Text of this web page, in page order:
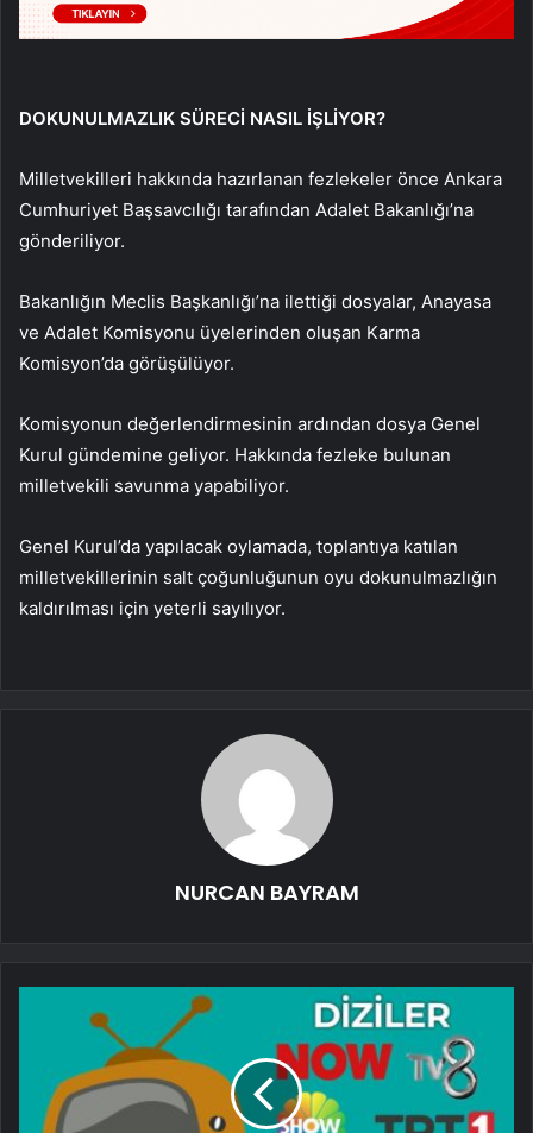
DOKUNULMAZLIK SÜRECİ NASIL İŞLİYOR?
Milletvekilleri hakkında hazırlanan fezlekeler önce Ankara
Cumhuriyet Başsavcılığı tarafından Adalet Bakanlığı’na
gönderiliyor.
Bakanlığın Meclis Başkanlığı’na ilettiği dosyalar, Anayasa
ve Adalet Komisyonu üyelerinden oluşan Karma
Komisyon’da görüşülüyor.
Komisyonun değerlendirmesinin ardından dosya Genel
Kurul gündemine geliyor. Hakkında fezleke bulunan
milletvekili savunma yapabiliyor.
Genel Kurul’da yapılacak oylamada, toplantıya katılan
milletvekillerinin salt çoğunluğunun oyu dokunulmazlığın
kaldırılması için yeterli sayılıyor.
NURCAN BAYRAM